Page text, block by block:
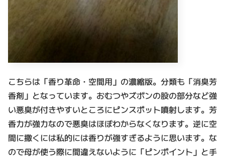
こちらは「香り革命・空間用」の濃縮版。分類も「消臭芳
香剤」となっています。おむつやズボンの股の部分など強
い悪臭が付きやすいところにピンスポット噴射します。芳
香力が強力なので悪臭はほぼわからなくなります。逆に空
間に撒くには私的には香りが強すぎるように思います。な
ので母が使う際に間違えないように「ピンポイント」と手